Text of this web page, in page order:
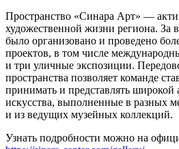
Пространство «Синара Арт» —
художественной жизни региона. За
было организовано и проведено
проектов, в том числе
и три уличные экспозиции.
пространства позволяет команде
принимать и представлять широкой
искусства, выполненные в разных
и из ведущих музейных коллекций.
Узнать подробности можно на